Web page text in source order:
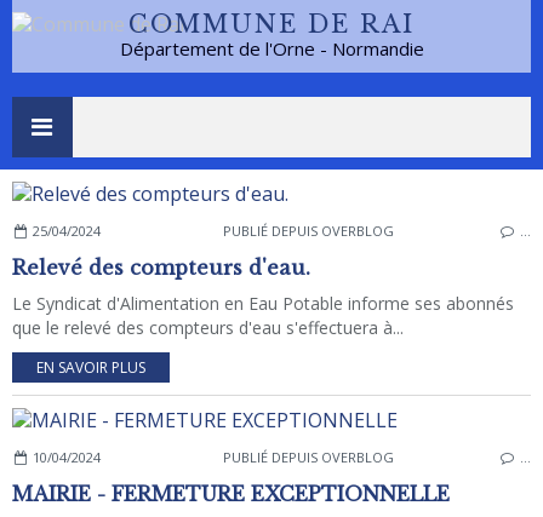
COMMUNE DE RAI
Département de l'Orne - Normandie
25/04/2024 PUBLIÉ DEPUIS OVERBLOG …
Relevé des compteurs d'eau.
Le Syndicat d'Alimentation en Eau Potable informe ses abonnés
que le relevé des compteurs d'eau s'effectuera à...
EN SAVOIR PLUS
10/04/2024 PUBLIÉ DEPUIS OVERBLOG …
MAIRIE - FERMETURE EXCEPTIONNELLE